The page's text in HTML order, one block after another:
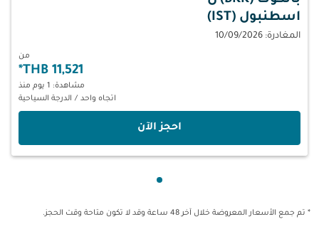
اسطنبول (IST)
المغادرة: 10/09/2026
من
11,521 THB
*
مشاهدة: 1 يوم منذ
اتجاه واحد / الدرجة السياحية
‫احجز الآن‬
* تم جمع الأسعار المعروضة خلال آخر 48 ساعة وقد لا تكون متاحة وقت الحجز.